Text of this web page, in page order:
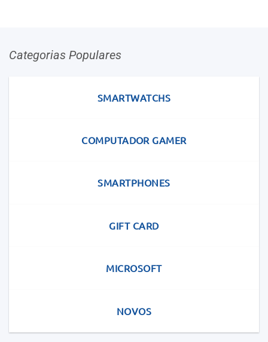
Categorias Populares
SMARTWATCHS
COMPUTADOR GAMER
SMARTPHONES
GIFT CARD
MICROSOFT
NOVOS